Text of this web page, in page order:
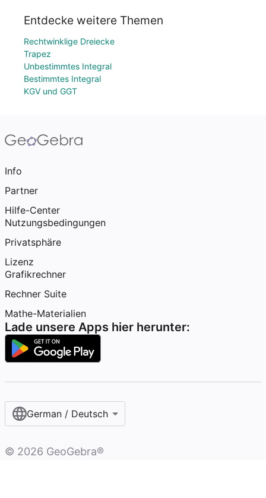
Entdecke weitere Themen
Rechtwinklige Dreiecke
Trapez
Unbestimmtes Integral
Bestimmtes Integral
KGV und GGT
Info
Partner
Hilfe-Center
Nutzungsbedingungen
Privatsphäre
Lizenz
Grafikrechner
Rechner Suite
Mathe-Materialien
Lade unsere Apps hier herunter:
German / Deutsch
© 2026 GeoGebra®